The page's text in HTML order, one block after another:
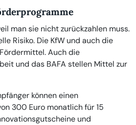
man sie nicht zurückzahlen muss.
Risiko. Die KfW und auch die
Auch die
und das BAFA stellen Mittel zur
können einen
300 Euro monatlich für 15
und